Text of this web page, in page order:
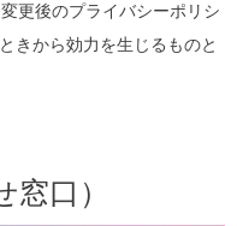
更後のプライバシーポリシ
きから効力を生じるものと
口）